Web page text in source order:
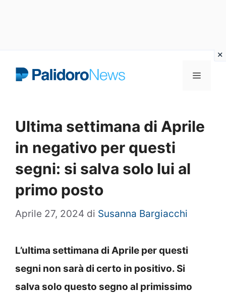
Menu
Ultima settimana di Aprile
in negativo per questi
segni: si salva solo lui al
primo posto
Aprile 27, 2024 di Susanna Bargiacchi
L’ultima settimana di Aprile per questi
segni non sarà di certo in positivo. Si
salva solo questo segno al primissimo